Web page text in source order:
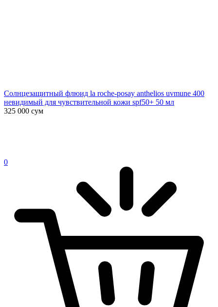
Солнцезащитный флюид la roche-posay anthelios uvmune 400
невидимый для чувствительной кожи spf50+ 50 мл
325 000 сум
0